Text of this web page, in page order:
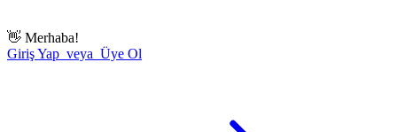
👋 Merhaba!
Giriş Yap veya Üye Ol